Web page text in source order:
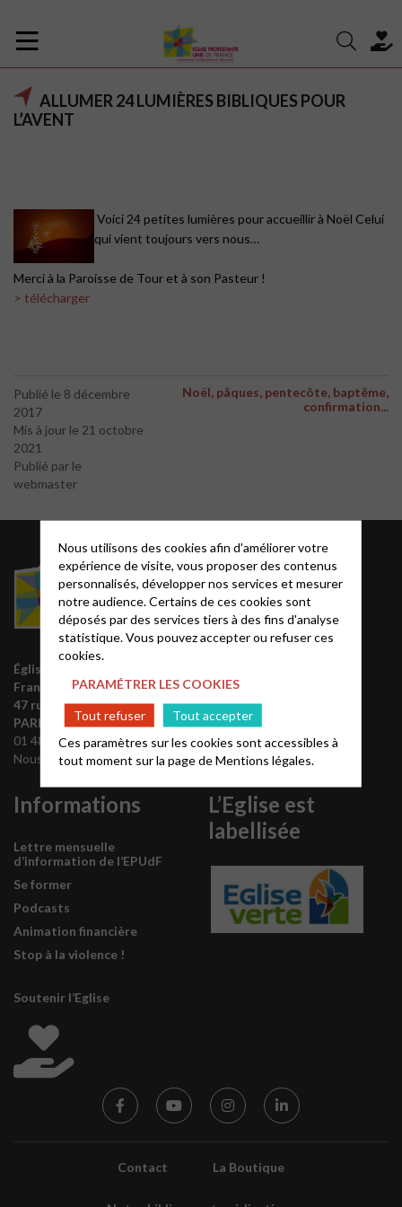
ALLUMER 24 LUMIÈRES BIBLIQUES POUR
L’AVENT
Voici 24 petites lumières pour accueillir à Noël Celui
qui vient toujours vers nous…
Merci à la Paroisse de Tour et à son Pasteur !
> télécharger
Publié le 8 décembre
2017
Mis à jour le 21 octobre
2021
Publié par le
webmaster
Noël, pâques, pentecôte, baptême,
confirmation...
Église protestante unie de
France
47 rue de Clichy 75009
PARIS
01 48 74 90 92
Nous contacter
Acteurs EPUdF
Le site National
Liste des régions
Annuaire EPUdF
Partenaires
Outils de communication
Tutoriels
Informations
Lettre mensuelle
d’information de l’EPUdF
Se former
Podcasts
Animation financière
Stop à la violence !
Soutenir l’Eglise
L’Eglise est
labellisée
Contact La Boutique
Nous utilisons des cookies afin d'améliorer votre
expérience de visite, vous proposer des contenus
personnalisés, développer nos services et mesurer
notre audience. Certains de ces cookies sont
déposés par des services tiers à des fins d'analyse
statistique. Vous pouvez accepter ou refuser ces
cookies.
PARAMÉTRER LES COOKIES
Tout refuser
Tout accepter
Ces paramètres sur les cookies sont accessibles à
tout moment sur la page deMentions légales.